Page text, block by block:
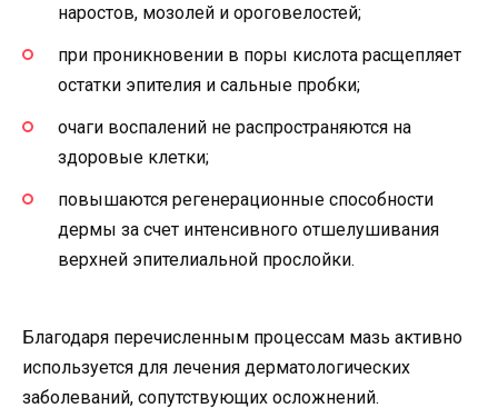
наростов, мозолей и ороговелостей;
при проникновении в поры кислота расщепляет
остатки эпителия и сальные пробки;
очаги воспалений не распространяются на
здоровые клетки;
повышаются регенерационные способности
дермы за счет интенсивного отшелушивания
верхней эпителиальной прослойки.
Благодаря перечисленным процессам мазь активно
используется для лечения дерматологических
заболеваний, сопутствующих осложнений.